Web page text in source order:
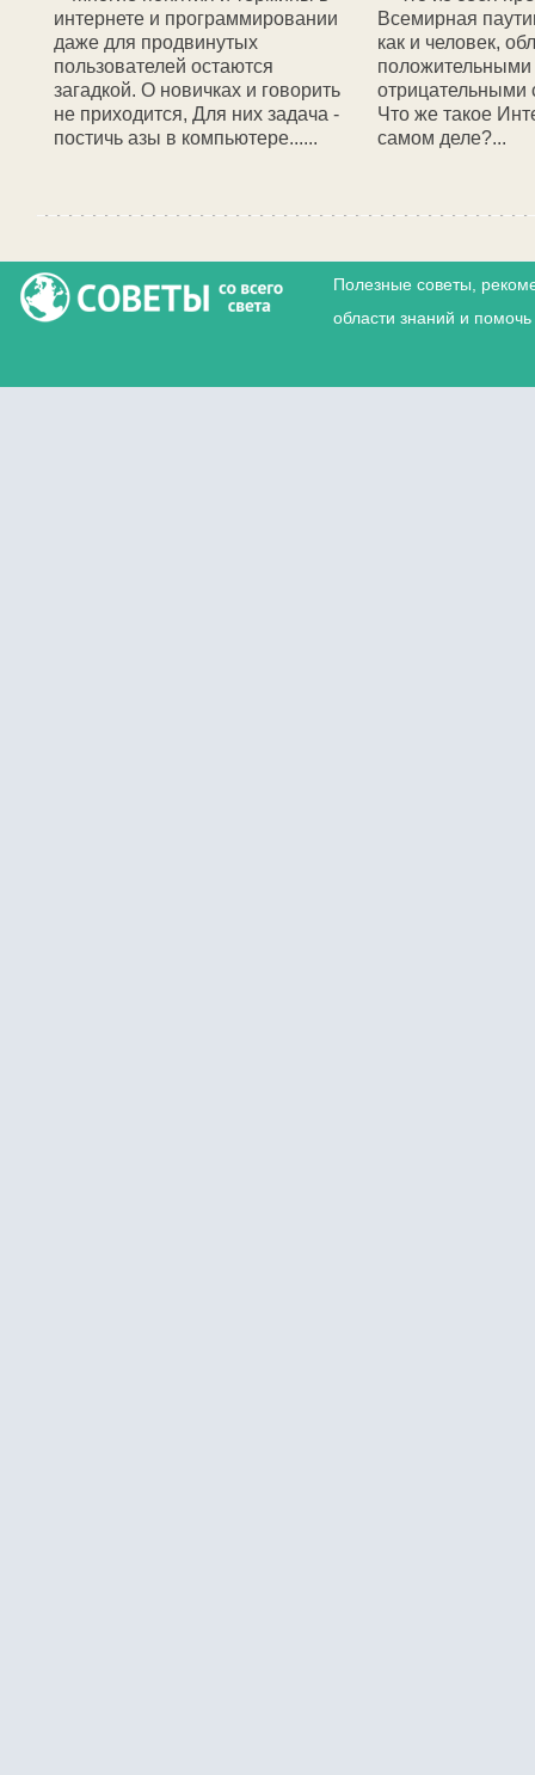
интернете и программировании
даже для продвинутых
пользователей остаются
загадкой. О новичках и говорить
не приходится, Для них задача -
постичь азы в компьютере......
Всемирная
как и человек,
положительными
отрицательными
Что же такое
самом деле?...
Полезные советы,
области знаний и